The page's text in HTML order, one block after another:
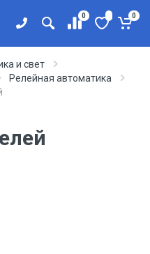
0 0
и свет
Релейная автоматика